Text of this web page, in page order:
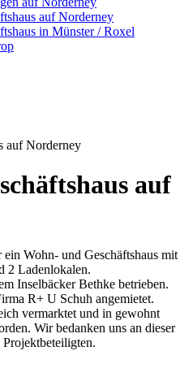
auf Norderney
in Münster / Roxel
auf Norderney
auf
Wohn- und Geschäftshaus mit
2 Ladenlokalen.
Inselbäcker Bethke betrieben.
R+ U Schuh angemietet.
vermarktet und in gewohnt
Wir bedanken uns an dieser